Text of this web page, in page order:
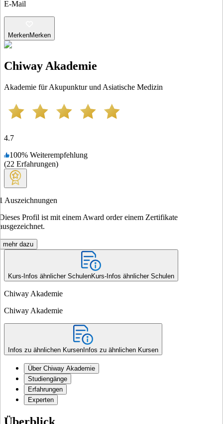
E-Mail
MerkenMerken
Chiway Akademie
Akademie für Akupunktur und Asiatische Medizin
4.7
100% Weiterempfehlung
(22 Erfahrungen)
Auszeichnungen
Profil ist mit einem Award order einem Zertifikate
mehr dazu
Kurs-Infos ähnlicher SchulenKurs-Infos ähnlicher Schulen
Chiway Akademie
Chiway Akademie
Infos zu ähnlichen Kursen Infos zu ähnlichen Kursen
Über Chiway Akademie
Studiengänge
Erfahrungen
Experten
Überblick